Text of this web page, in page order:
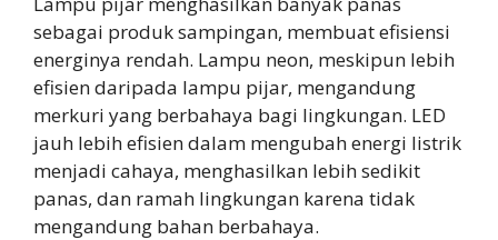
sebagai produk sampingan, membuat efisiensi
energinya rendah. Lampu neon, meskipun lebih
efisien daripada lampu pijar, mengandung
merkuri yang berbahaya bagi lingkungan. LED
jauh lebih efisien dalam mengubah energi listrik
menjadi cahaya, menghasilkan lebih sedikit
panas, dan ramah lingkungan karena tidak
mengandung bahan berbahaya.